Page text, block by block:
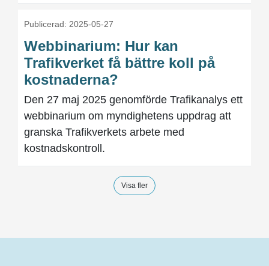
Publicerad: 2025-05-27
Webbinarium: Hur kan
Trafikverket få bättre koll på
kostnaderna?
Den 27 maj 2025 genomförde Trafikanalys ett
webbinarium om myndighetens uppdrag att
granska Trafikverkets arbete med
kostnadskontroll.
Visa fler